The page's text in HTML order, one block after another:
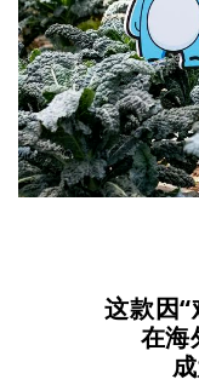
这款因“
在海